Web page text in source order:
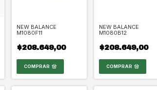
NEW BALANCE
M1080F11
$208.649,00
COMPRAR
NEW BALANCE
M1080B12
$208.649,00
COMPRAR